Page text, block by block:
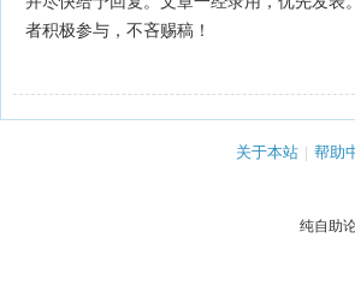
者积极参与，不吝赐稿！
关于本站 | 帮助
纯自助